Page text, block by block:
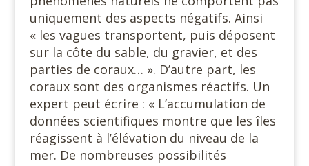
uniquement des aspects négatifs. Ainsi
« les vagues transportent, puis déposent
sur la côte du sable, du gravier, et des
parties de coraux… ». D’autre part, les
coraux sont des organismes réactifs. Un
expert peut écrire : « L’accumulation de
données scientifiques montre que les îles
réagissent à l’élévation du niveau de la
mer. De nombreuses possibilités